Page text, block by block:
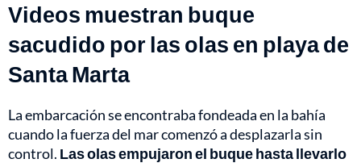
Videos muestran buque
sacudido por las olas en playa de
Santa Marta
La embarcación se encontraba fondeada en la bahía
cuando la fuerza del mar comenzó a desplazarla sin
control. Las olas empujaron el buque hasta llevarlo